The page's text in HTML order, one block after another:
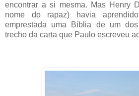
encontrar a si mesma. Mas Henry
nome do rapaz) havia
emprestada uma Bíblia de um
trecho da carta que Paulo escreveu